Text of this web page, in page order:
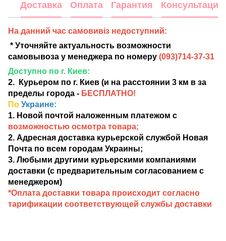
Доставка Оплата Гарантия Консультация
На данний час самовивіз недоступний:
* Уточняйте актуальность возможности
самовывоза у менеджера по номеру (093)714-37-31
Доступно по г. Киев:
2. Курьером по г. Киев (и на расстоянии 3 км в за
пределы города - БЕСПЛАТНО!
По Украине:
1. Новой почтой наложенным платежом с
возможностью осмотра товара;
2. Адресная доставка курьерской службой Новая
Почта по всем городам Украины;
3. Любыми другими курьерскими компаниями
доставки (с предварительным согласованием с
менеджером)
*Оплата доставки товара происходит согласно
тарификации соответствующей службы доставки